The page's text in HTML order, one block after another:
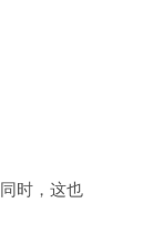
时，这也